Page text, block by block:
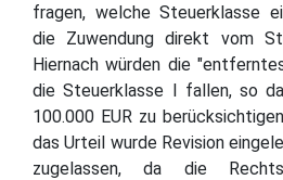
fragen, welche Steuerklasse
die Zuwendung direkt vom
Hiernach würden die
die Steuerklasse I fallen, so
100.000 EUR zu
das Urteil wurde Revision
zugelassen, da die